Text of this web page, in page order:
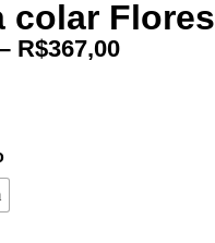
colar Flores
R$367,00